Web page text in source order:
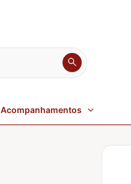
Acompanhamentos